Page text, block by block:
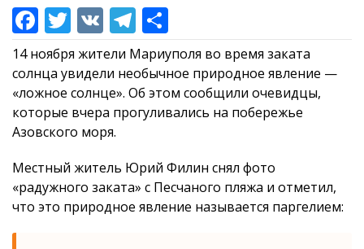
14 ноября жители Мариуполя во время заката
солнца увидели необычное природное явление —
«ложное солнце». Об этом сообщили очевидцы,
которые вчера прогуливались на побережье
Азовского моря.
Местный житель Юрий Филин снял фото
«радужного заката» с Песчаного пляжа и отметил,
что это природное явление называется паргелием: